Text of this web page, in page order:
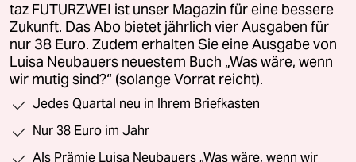
taz FUTURZWEI ist unser Magazin für eine bessere
Zukunft. Das Abo bietet jährlich vier Ausgaben für
nur 38 Euro. Zudem erhalten Sie eine Ausgabe von
Luisa Neubauers neuestem Buch „Was wäre, wenn
wir mutig sind?“ (solange Vorrat reicht).
Jedes Quartal neu in Ihrem Briefkasten
Nur 38 Euro im Jahr
Als Prämie Luisa Neubauers „Was wäre, wenn wir